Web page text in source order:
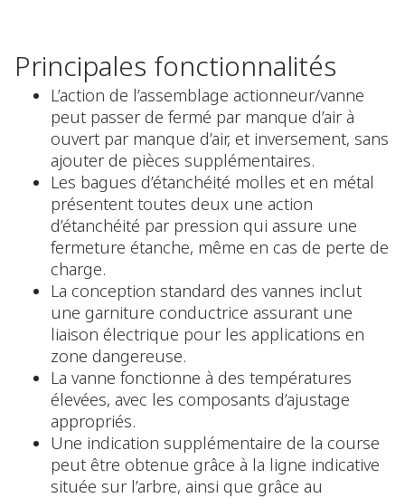
Principales fonctionnalités
L’action de l’assemblage actionneur/vanne
peut passer de fermé par manque d’air à
ouvert par manque d’air, et inversement, sans
ajouter de pièces supplémentaires.
Les bagues d’étanchéité molles et en métal
présentent toutes deux une action
d’étanchéité par pression qui assure une
fermeture étanche, même en cas de perte de
charge.
La conception standard des vannes inclut
une garniture conductrice assurant une
liaison électrique pour les applications en
zone dangereuse.
La vanne fonctionne à des températures
élevées, avec les composants d’ajustage
appropriés.
Une indication supplémentaire de la course
peut être obtenue grâce à la ligne indicative
située sur l’arbre, ainsi que grâce au